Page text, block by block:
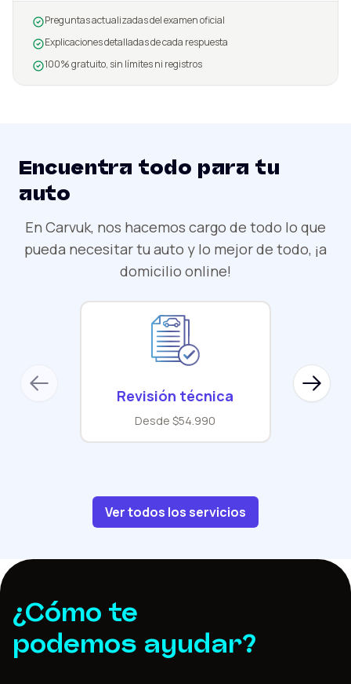
Preguntas actualizadas del examen oficial
Explicaciones detalladas de cada respuesta
100% gratuito, sin límites ni registros
Encuentra todo para tu
auto
En Carvuk, nos hacemos cargo de todo lo que
pueda necesitar tu auto y lo mejor de todo, ¡a
domicilio online!
Revisión técnica
Desde $54.990
Previous slide Next
Ver todos los servicios
¿Cómo te
podemos ayudar?